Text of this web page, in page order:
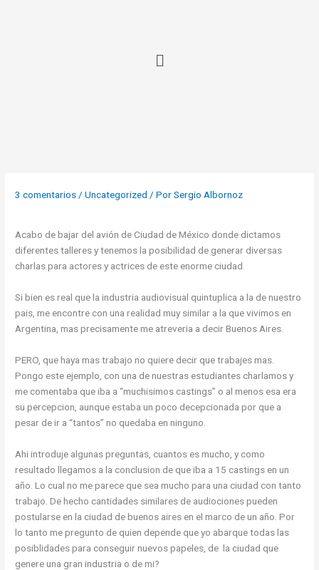
3 comentarios /Uncategorized / PorSergio Albornoz
Acabo de bajar del avión de Ciudad de México donde dictamos
diferentes talleres y tenemos la posibilidad de generar diversas
charlas para actores y actrices de este enorme ciudad.
Si bien es real que la industria audiovisual quintuplica a la de nuestro
pais, me encontre con una realidad muy similar a la que vivimos en
Argentina, mas precisamente me atreveria a decir Buenos Aires.
PERO, que haya mas trabajo no quiere decir que trabajes mas.
Pongo este ejemplo, con una de nuestras estudiantes charlamos y
me comentaba que iba a “muchisimos castings” o al menos esa era
su percepcion, aunque estaba un poco decepcionada por que a
pesar de ir a “tantos” no quedaba en ninguno.
Ahi introduje algunas preguntas, cuantos es mucho, y como
resultado llegamos a la conclusion de que iba a 15 castings en un
año. Lo cual no me parece que sea mucho para una ciudad con tanto
trabajo. De hecho cantidades similares de audiociones pueden
postularse en la ciudad de buenos aires en el marco de un año. Por
lo tanto me pregunto de quien depende que yo abarque todas las
posiblidades para conseguir nuevos papeles, de la ciudad que
genere una gran industria o de mi?